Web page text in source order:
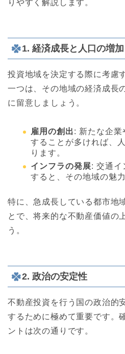
りやすく解説します。
1. 経済成長と人口の増加
投資地域を決定する際に考慮
一つは、その地域の経済成長
に留意しましょう。
雇用の創出: 新たな企業
することが多ければ、
ります。
インフラの発展: 交通イ
すると、その地域の魅
特に、急成長している都市地
とで、将来的な不動産価値の
う。
2. 政治の安定性
不動産投資を行う国の政治的
するために極めて重要です。
ントは次の通りです。